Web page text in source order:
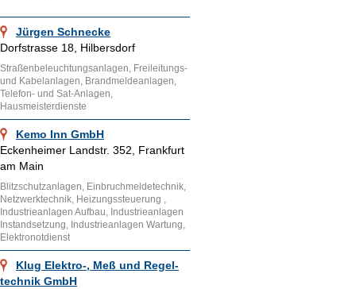
Jürgen Schnecke
Dorfstrasse 18, Hilbersdorf
Straßenbeleuchtungsanlagen, Freileitungs-
und Kabelanlagen, Brandmeldeanlagen,
Telefon- und Sat-Anlagen,
Hausmeisterdienste
Kemo Inn GmbH
Eckenheimer Landstr. 352, Frankfurt
am Main
Blitzschutzanlagen, Einbruchmeldetechnik,
Netzwerktechnik, Heizungssteuerung ,
Industrieanlagen Aufbau, Industrieanlagen
Instandsetzung, Industrieanlagen Wartung,
Elektronotdienst
Klug Elektro-, Meß und Regel-
technik GmbH